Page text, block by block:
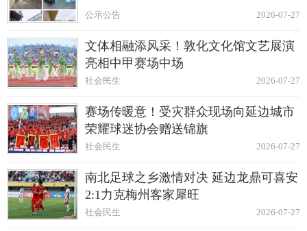
2026-07-27
公示公告
文体相融添风采！敦化文化馆文艺展演
亮相中甲赛场中场
2026-07-27
社会民生
赛场传暖意！受灾群众现场向延边城市
荣耀球迷协会赠送锦旗
2026-07-27
社会民生
南北足球之乡激情对决 延边龙鼎可喜安
2:1力克梅州客家犀旺
2026-07-27
社会民生